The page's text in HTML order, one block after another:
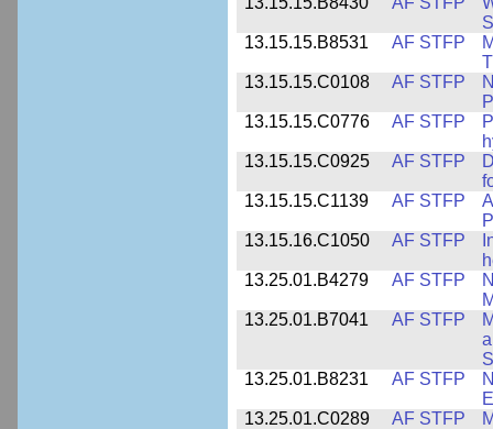
13.15.15.B8531
AF STFP
13.15.15.C0108
AF STFP
13.15.15.C0776
AF STFP
13.15.15.C0925
AF STFP
13.15.15.C1139
AF STFP
13.15.16.C1050
AF STFP
13.25.01.B4279
AF STFP
13.25.01.B7041
AF STFP
13.25.01.B8231
AF STFP
13.25.01.C0289
AF STFP